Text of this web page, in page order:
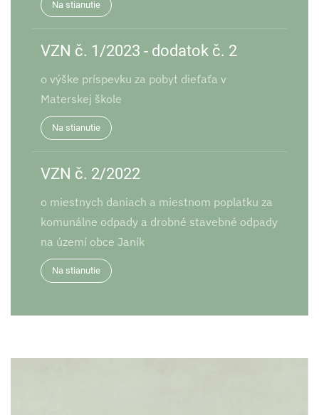
Na stianutie
VZN č. 1/2023 - dodatok č. 2
o výške príspevku za pobyt dieťaťa v
Materskej škole
Na stianutie
VZN č. 2/2022
o miestnych daniach a miestnom poplatku za
komunálne odpady a drobné stavebné odpady
na území obce Janík
Na stianutie